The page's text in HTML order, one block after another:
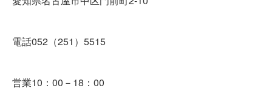
電話052（251）5515
営業10：00－18：00